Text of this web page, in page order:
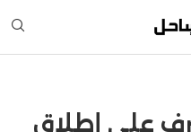
على إطلاق